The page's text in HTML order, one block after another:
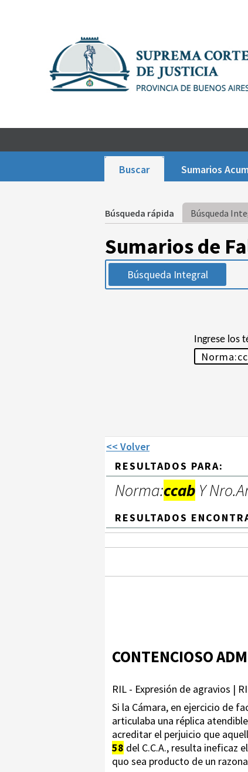
Buscar Sumarios
Búsqueda rápida Búsqueda
Sumarios de
Búsqueda Integral
Ingrese los
<< Volver
RESULTADOS PARA:
Norma:ccab Y
RESULTADOS
CONTENCIOSO
RIL - Expresión de agravios |
Si la Cámara, en ejercicio de
articulaba una réplica
acreditar el perjuicio que
58 del C.C.A., resulta ineficaz
quo sea producto de un